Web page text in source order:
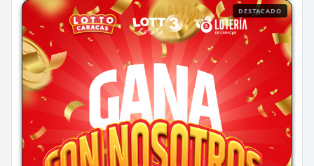
DESTACADO